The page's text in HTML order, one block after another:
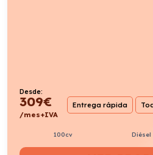
Desde:
309€
/mes+IVA
Entrega rápida
100cv Diésel